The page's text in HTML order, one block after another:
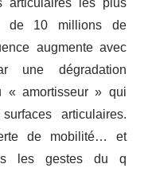
articulaires les plus
de 10 millions de
augmente avec
une dégradation
« amortisseur » qui
articulaires.
de mobilité… et
les gestes du q